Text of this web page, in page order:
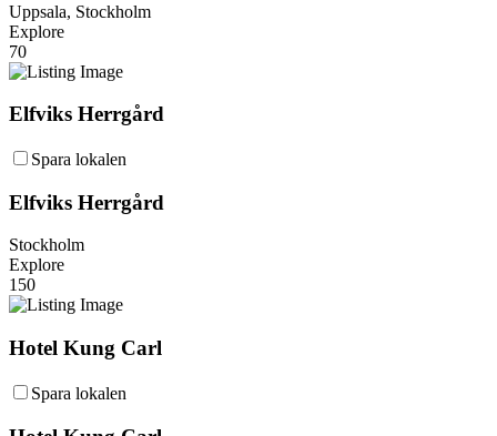
Uppsala, Stockholm
Explore
70
Elfviks Herrgård
Spara lokalen
Elfviks Herrgård
Stockholm
Explore
150
Hotel Kung Carl
Spara lokalen